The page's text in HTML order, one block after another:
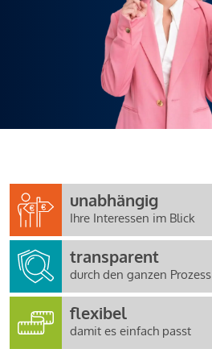
unabhängig
Ihre Interessen im Blick
transparent
durch den ganzen Prozess
flexibel
damit es einfach passt